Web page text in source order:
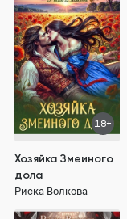
18+
Хозяйка Змеиного
дола
Риска Волкова